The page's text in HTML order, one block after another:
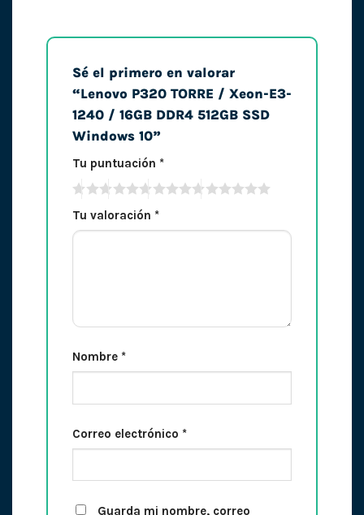
Sé el primero en valorar
“Lenovo P320 TORRE / Xeon-E3-
1240 / 16GB DDR4 512GB SSD
Windows 10”
Tu puntuación *
Tu valoración *
Nombre *
Correo electrónico *
Guarda mi nombre, correo